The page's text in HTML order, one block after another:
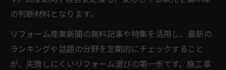
の判断材料となります。
リフォーム産業新聞の無料記事や特集を活用し、最新の
ランキングや話題の分野を定期的にチェックすること
が、失敗しにくいリフォーム選びの第一歩です。施工事